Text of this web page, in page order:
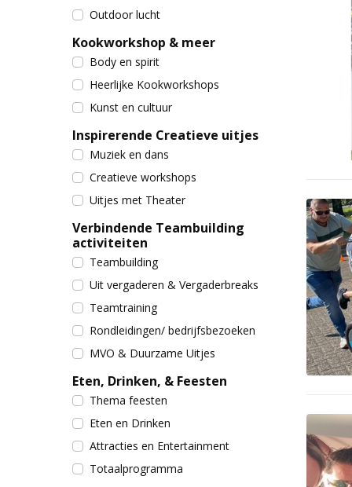
Outdoor lucht
Kookworkshop & meer
Body en spirit
Heerlijke Kookworkshops
Kunst en cultuur
Inspirerende Creatieve uitjes
Muziek en dans
Creatieve workshops
Uitjes met Theater
Verbindende Teambuilding
activiteiten
Teambuilding
Uit vergaderen & Vergaderbreaks
Teamtraining
Rondleidingen/ bedrijfsbezoeken
MVO & Duurzame Uitjes
Eten, Drinken, & Feesten
Thema feesten
Eten en Drinken
Attracties en Entertainment
Totaalprogramma